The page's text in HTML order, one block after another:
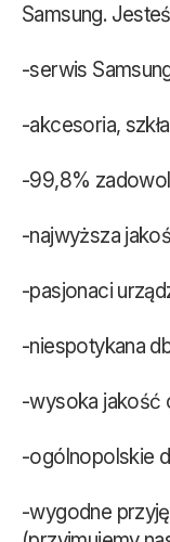
Samsung.
-serwis
-akcesoria,
-99,8%
-najwyższa
-pasjonaci
-niespotykana
-wysoka jakość
-ogólnopolskie
-wygodne